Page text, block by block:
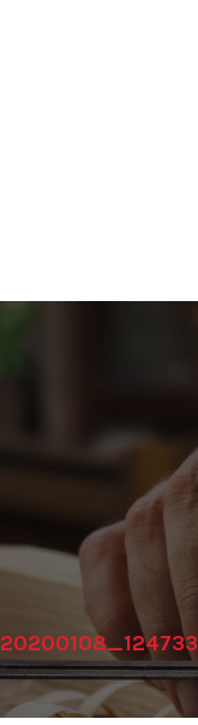
20200108_124733